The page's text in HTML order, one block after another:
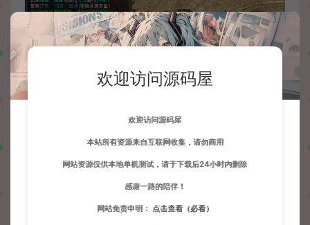
欢迎访问源码屋
欢迎访问源码屋
本站所有资源来自互联网收集，请勿商用
网站资源仅供本地单机测试，请于下载后24小时内删除
感谢一路的陪伴！
网站免责申明： 点击查看（必看）